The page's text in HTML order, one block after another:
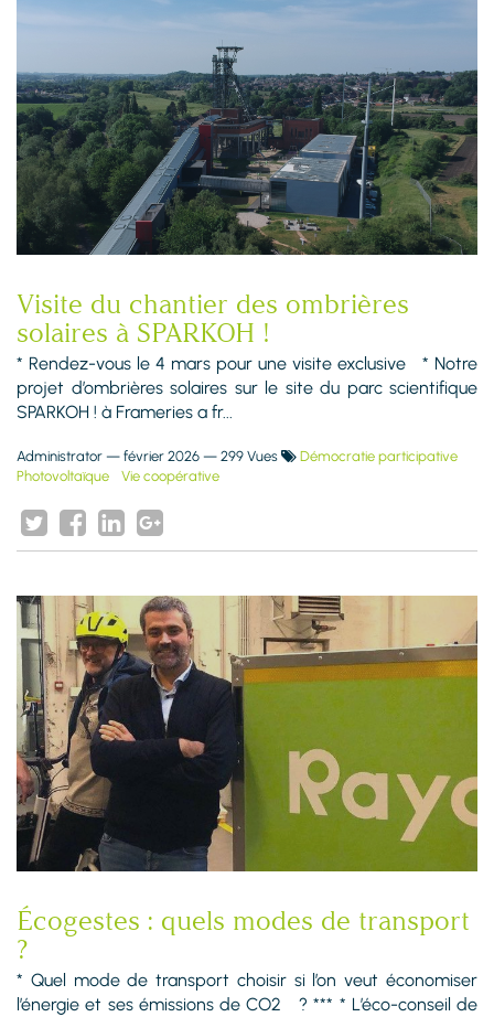
Visite du chantier des ombrières
solaires à SPARKOH !
* Rendez-vous le 4 mars pour une visite exclusive * Notre
projet d’ombrières solaires sur le site du parc scientifique
SPARKOH ! à Frameries a fr...
Administrator — février 2026 — 299 Vues
Démocratie participative
Photovoltaïque
Vie coopérative
Écogestes : quels modes de transport
?
* Quel mode de transport choisir si l’on veut économiser
l’énergie et ses émissions de CO2 ? *** * L’éco-conseil de